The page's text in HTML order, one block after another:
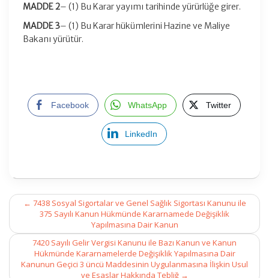
MADDE 2– (1) Bu Karar yayımı tarihinde yürürlüğe girer.
MADDE 3– (1) Bu Karar hükümlerini Hazine ve Maliye
Bakanı yürütür.
Facebook WhatsApp Twitter
LinkedIn
Post
navigation
← 7438 Sosyal Sigortalar ve Genel Sağlık Sigortası Kanunu ile
375 Sayılı Kanun Hükmünde Kararnamede Değişiklik
Yapılmasına Dair Kanun
7420 Sayılı Gelir Vergisi Kanunu ile Bazı Kanun ve Kanun
Hükmünde Kararnamelerde Değişiklik Yapılmasına Dair
Kanunun Geçici 3 üncü Maddesinin Uygulanmasına İlişkin Usul
ve Esaslar Hakkında Tebliğ →